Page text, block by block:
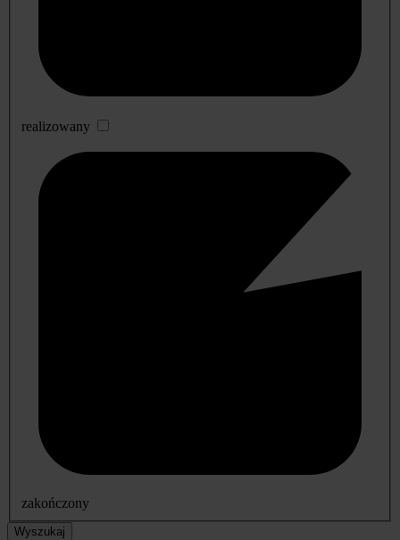
realizowany
zakończony
Wyszukaj